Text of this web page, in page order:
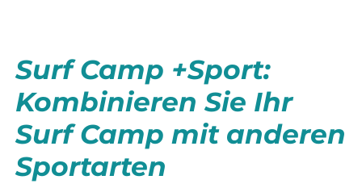
Surf Camp +Sport:
Kombinieren Sie Ihr
Surf Camp mit anderen
Sportarten